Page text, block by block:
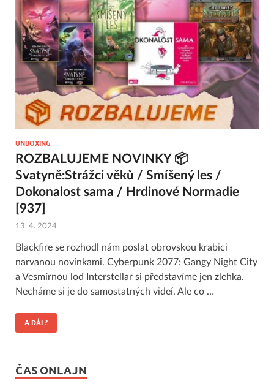
UNBOXING
ROZBALUJEME NOVINKY 📦
Svatyně:Strážci věků / Smíšený les /
Dokonalost sama / Hrdinové Normadie
[937]
13. 4. 2024
Blackfire se rozhodl nám poslat obrovskou krabici
narvanou novinkami. Cyberpunk 2077: Gangy Night City
a Vesmírnou loď Interstellar si představíme jen zlehka.
Necháme si je do samostatných videí. Ale co …
A DÁL?
ČAS ONLAJN